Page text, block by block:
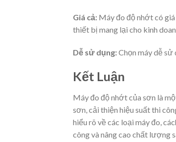
Giá cả: Máy đo độ nhớt có
thiết bị mang lại cho kinh
Dễ sử dụng:Chọn máy dễ sử
Kết Luận
Máy đo độ nhớt của sơn là
sơn, cải thiện hiệu suất thi
hiểu rõ về các loại máy đo,
công và nâng cao chất lượng